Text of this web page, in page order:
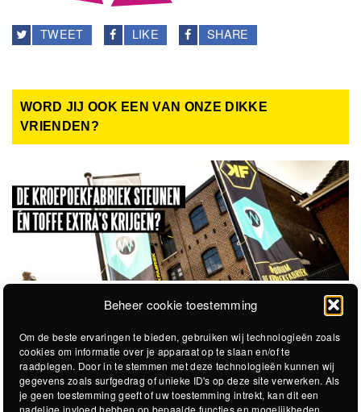
Beheer cookie toestemming
Om de beste ervaringen te bieden, gebruiken wij technologieën zoals
cookies om informatie over je apparaat op te slaan en/of te
raadplegen. Door in te stemmen met deze technologieën kunnen wij
gegevens zoals surfgedrag of unieke ID's op deze site verwerken. Als
je geen toestemming geeft of uw toestemming intrekt, kan dit een
nadelige invloed hebben op bepaalde functies en mogelijkheden.
TWEET LIKE SHARE
WORD JIJ OOK EEN VAN ONZE DIKKE
VRIENDEN?